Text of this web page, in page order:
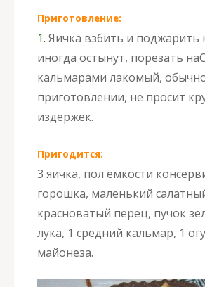
Приготовление:
1. Яичка взбить и поджарить
иногда остынут, порезать на
кальмарами лакомый,
приготовлении, не просит
издержек.
Пригодится:
3 яичка, пол емкости
горошка, маленький
красноватый перец, пучок
лука, 1 средний кальмар, 1
майонеза.